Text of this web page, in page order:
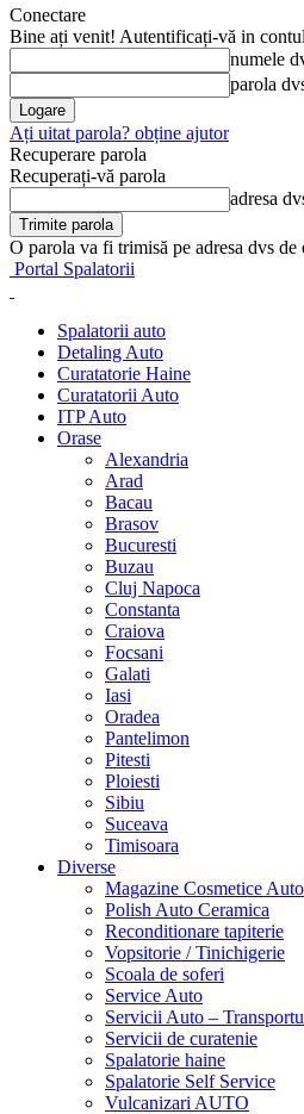
Conectare
Bine ați venit! Autentificați-vă in
numele
parola
Ați uitat parola? obține ajutor
Recuperare parola
Recuperați-vă parola
adresa
O parola va fi trimisă pe adresa dvs de
Portal Spalatorii
Spalatorii auto
Detaling Auto
Curatatorie Haine
Curatatorii Auto
ITP Auto
Orase
Alexandria
Arad
Bacau
Brasov
Bucuresti
Buzau
Cluj Napoca
Constanta
Craiova
Focsani
Galati
Iasi
Oradea
Pantelimon
Pitesti
Ploiesti
Sibiu
Suceava
Timisoara
Diverse
Magazine Cosmetice
Polish Auto Ceramica
Reconditionare tapiterie
Vopsitorie / Tinichigerie
Scoala de soferi
Service Auto
Servicii Auto –
Servicii de curatenie
Spalatorie haine
Spalatorie Self Service
Vulcanizari AUTO